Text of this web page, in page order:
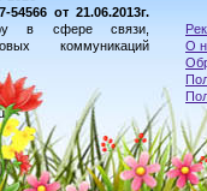
от 21.06.2013г.
в сфере связи,
коммуникаций
О